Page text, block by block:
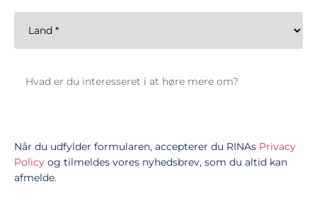
Når du udfylder formularen, accepterer du RINAs Privacy
Policy og tilmeldes vores nyhedsbrev, som du altid kan
afmelde.